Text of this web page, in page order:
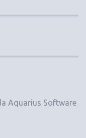
Aquarius Software